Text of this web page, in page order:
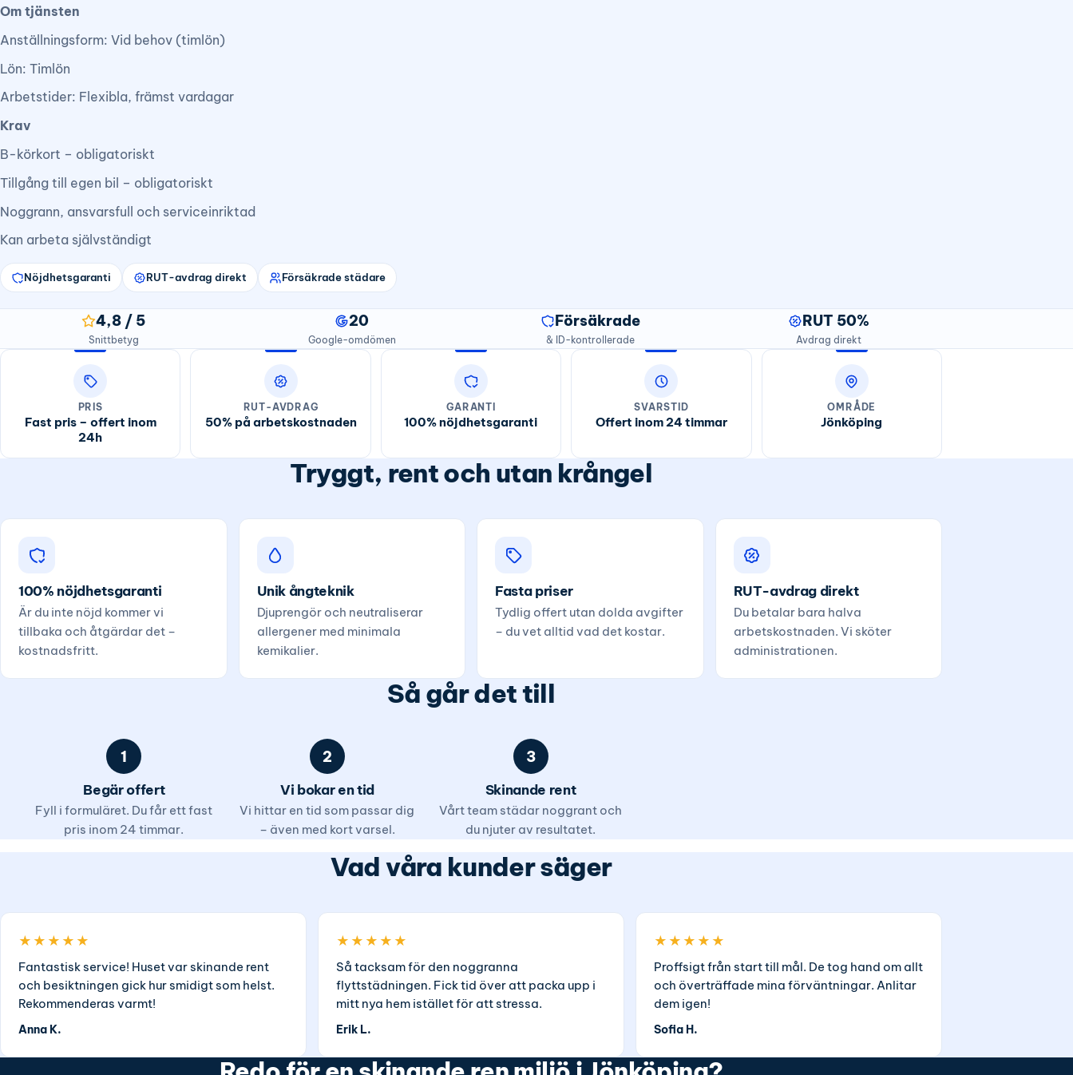
Om tjänsten
Anställningsform: Vid behov (timlön)
Lön: Timlön
Arbetstider: Flexibla, främst vardagar
Krav
B-körkort – obligatoriskt
Tillgång till egen bil – obligatoriskt
Noggrann, ansvarsfull och serviceinriktad
Kan arbeta självständigt
Nöjdhetsgaranti RUT-avdrag direkt Försäkrade städare
4,8 / 5
Snittbetyg
20
Google-omdömen
Försäkrade
& ID-kontrollerade
RUT 50%
Avdrag direkt
PRIS
Fast pris – offert inom
24h
RUT-AVDRAG
50% på arbetskostnaden
GARANTI
100% nöjdhetsgaranti
SVARSTID
Offert inom 24 timmar
OMRÅDE
Jönköping
Tryggt, rent och utan krångel
100% nöjdhetsgaranti
Är du inte nöjd kommer vi
tillbaka och åtgärdar det –
kostnadsfritt.
Unik ångteknik
Djuprengör och neutraliserar
allergener med minimala
kemikalier.
Fasta priser
Tydlig offert utan dolda avgifter
– du vet alltid vad det kostar.
RUT-avdrag direkt
Du betalar bara halva
arbetskostnaden. Vi sköter
administrationen.
Så går det till
1
Begär offert
Fyll i formuläret. Du får ett fast
pris inom 24 timmar.
2
Vi bokar en tid
Vi hittar en tid som passar dig
– även med kort varsel.
3
Skinande rent
Vårt team städar noggrant och
du njuter av resultatet.
Vad våra kunder säger
★★★★★
Fantastisk service! Huset var skinande rent
och besiktningen gick hur smidigt som helst.
Rekommenderas varmt!
Anna K.
★★★★★
Så tacksam för den noggranna
flyttstädningen. Fick tid över att packa upp i
mitt nya hem istället för att stressa.
Erik L.
★★★★★
Proffsigt från start till mål. De tog hand om allt
och överträffade mina förväntningar. Anlitar
dem igen!
Sofia H.